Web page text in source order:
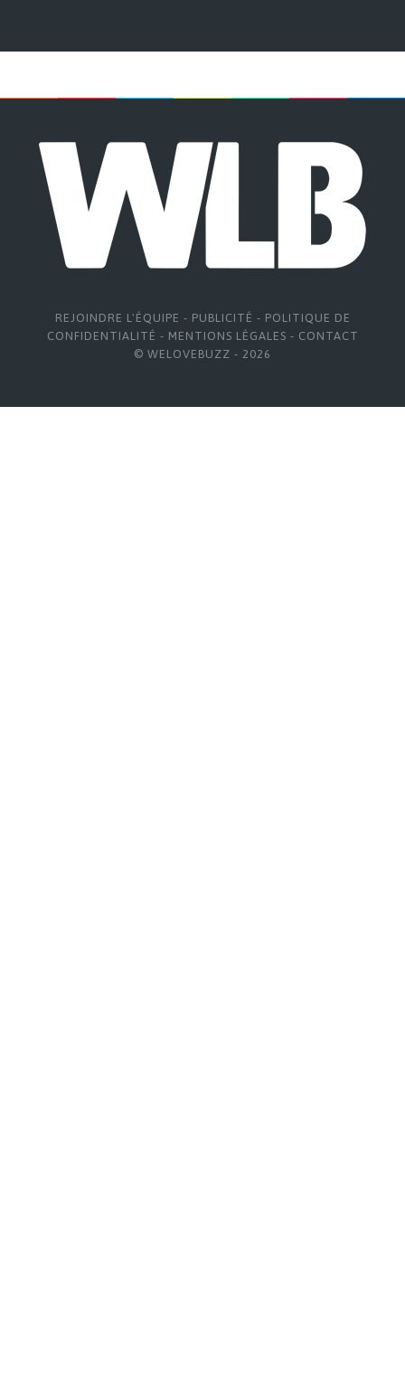
REJOINDRE L'ÉQUIPE - PUBLICITÉ - POLITIQUE DE
CONFIDENTIALITÉ - MENTIONS LÉGALES - CONTACT
© WELOVEBUZZ - 2026